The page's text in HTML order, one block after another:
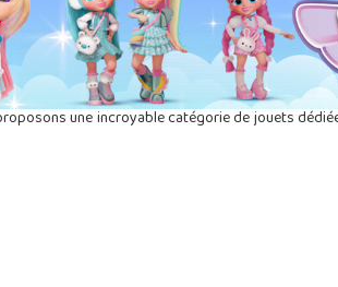
une incroyable catégorie de jouets